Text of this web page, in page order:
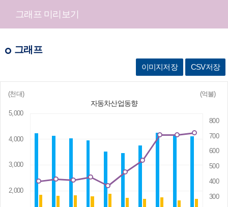
그래프 미리보기
그래프
CSV저장
이미지저장
(천대) (억불)
자동차산업동향